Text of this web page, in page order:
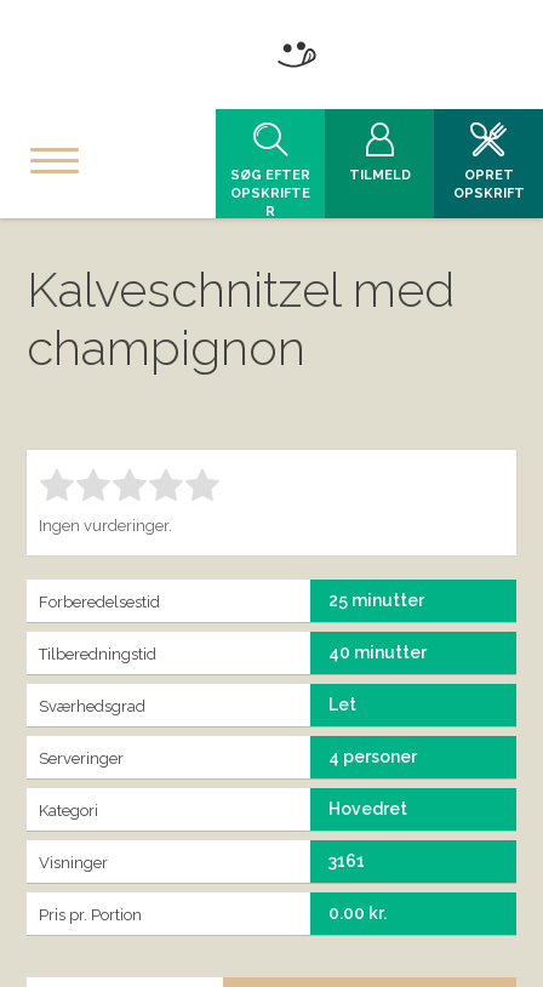
SØG EFTER
OPSKRIFTE
R
TILMELD
OPRET
OPSKRIFT
Kalveschnitzel med
champignon
Bedøm denne vare: 1.00
Ingen vurderinger.
Forberedelsestid 25 minutter
Tilberedningstid 40 minutter
Sværhedsgrad Let
Serveringer 4 personer
Kategori Hovedret
Visninger 3161
Pris pr. Portion 0.00 kr.